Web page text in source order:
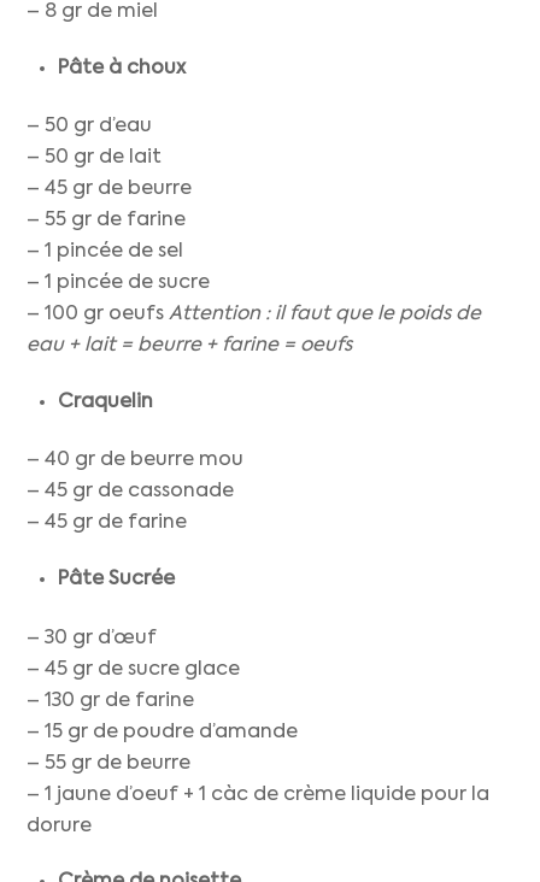
– 8 gr de miel
Pâte à choux
– 50 gr d’eau
– 50 gr de lait
– 45 gr de beurre
– 55 gr de farine
– 1 pincée de sel
– 1 pincée de sucre
– 100 gr oeufsAttention : il faut que le poids de
eau + lait = beurre + farine = oeufs
Craquelin
– 40 gr de beurre mou
– 45 gr de cassonade
– 45 gr de farine
Pâte Sucrée
– 30 gr d’œuf
– 45 gr de sucre glace
– 130 gr de farine
– 15 gr de poudre d’amande
– 55 gr de beurre
– 1 jaune d’oeuf + 1 càc de crème liquide pour la
dorure